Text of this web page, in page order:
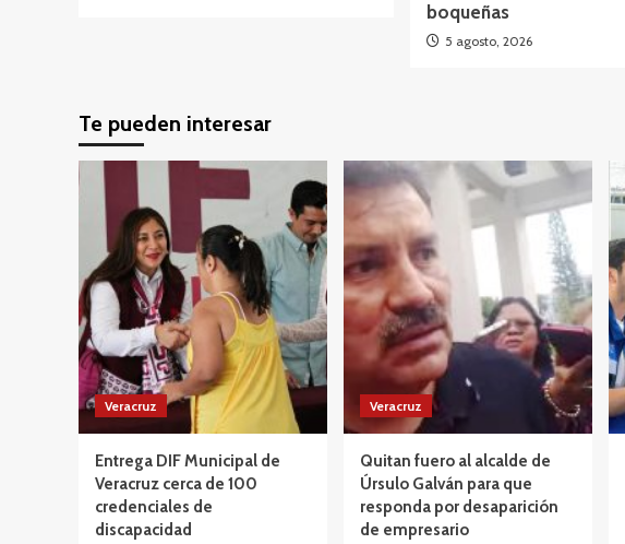
boqueñas
5 agosto, 2026
Te pueden interesar
Veracruz
Entrega DIF Municipal de
Veracruz cerca de 100
credenciales de
discapacidad
Veracruz
Quitan fuero al alcalde de
Úrsulo Galván para que
responda por desaparición
de empresario